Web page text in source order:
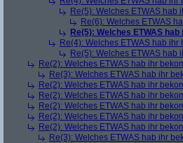
Re(5): Welches ETWAS hab
Re(6): Welches ETWAS
Re(5): Welches ETWAS
Re(4): Welches ETWAS hab ihr
Re(5): Welches ETWAS hab
Re(2): Welches ETWAS hab ihr
Re(3): Welches ETWAS hab ihr
Re(2): Welches ETWAS hab ihr
Re(2): Welches ETWAS hab ihr
Re(2): Welches ETWAS hab ihr
Re(2): Welches ETWAS hab ihr
Re(2): Welches ETWAS hab ihr
Re(3): Welches ETWAS hab ihr